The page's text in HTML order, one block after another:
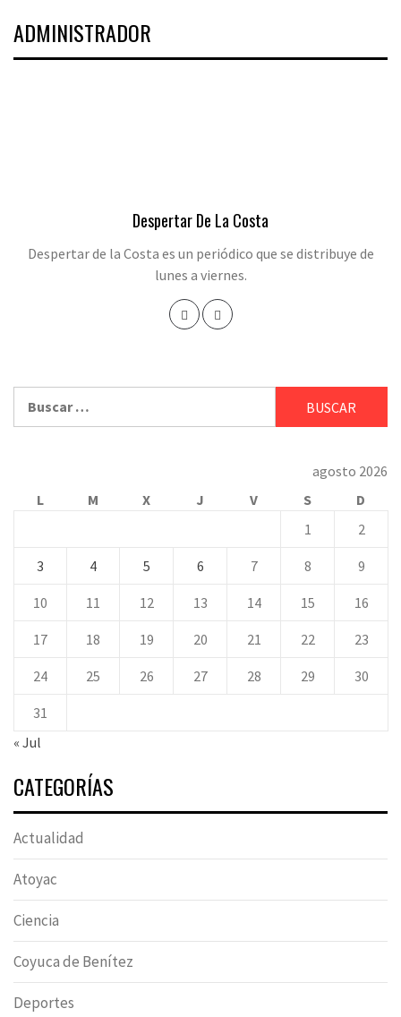
ADMINISTRADOR
Despertar De La Costa
Despertar de la Costa es un periódico que se distribuye de
lunes a viernes.
agosto 2026
L
M X J V S
D
1
2
3 4 5 6 7 8 9
10 11 12 13 14 15 16
17 18 19 20 21 22 23
24 25 26 27 28 29 30
31
« Jul
CATEGORÍAS
Actualidad
Atoyac
Ciencia
Coyuca de Benítez
Deportes